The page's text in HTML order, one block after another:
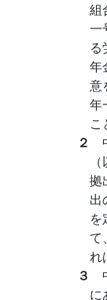
組
一
る
年
意
年
こ
２
拠
出
を
て
れ
３
に